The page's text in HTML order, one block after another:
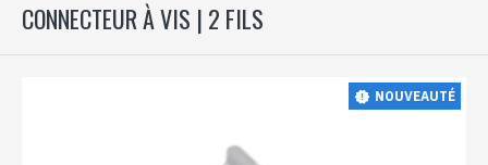
CONNECTEUR À VIS | 2 FILS
NOUVEAUTÉ